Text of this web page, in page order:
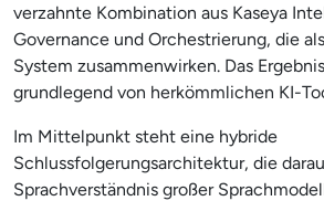
verzahnte Kombination aus Kaseya
Governance und Orchestrierung, die
System zusammenwirken. Das
grundlegend von herkömmlichen KI-
Im Mittelpunkt steht eine hybride
Schlussfolgerungsarchitektur, die
Sprachverständnis großer